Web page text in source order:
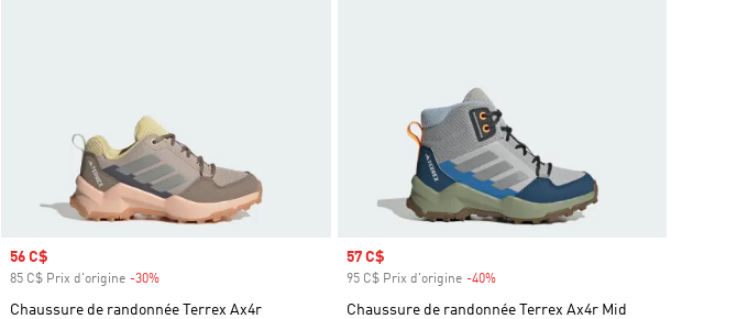
Prix soldé
56 C$
85 C$ Prix d'origine -30%
Chaussure de randonnée Terrex Ax4r
Prix soldé
57 C$
95 C$ Prix d'origine -40%Rabais
Chaussure de randonnée Terrex Ax4r Mid